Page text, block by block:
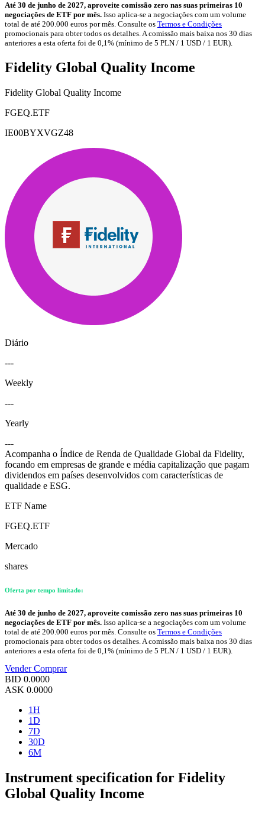
Até 30 de junho de 2027, aproveite comissão zero nas suas primeiras 10
negociações de ETF por mês. Isso aplica-se a negociações com um volume
total de até 200.000 euros por mês. Consulte os Termos e Condições
promocionais para obter todos os detalhes. A comissão mais baixa nos 30 dias
anteriores a esta oferta foi de 0,1% (mínimo de 5 PLN / 1 USD / 1 EUR).
Fidelity Global Quality Income
Fidelity Global Quality Income
FGEQ.ETF
IE00BYXVGZ48
Diário
---
Weekly
---
Yearly
---
Acompanha o Índice de Renda de Qualidade Global da Fidelity,
focando em empresas de grande e média capitalização que pagam
dividendos em países desenvolvidos com características de
qualidade e ESG.
ETF Name
FGEQ.ETF
Mercado
shares
Oferta por tempo limitado:
Até 30 de junho de 2027, aproveite comissão zero nas suas primeiras 10
negociações de ETF por mês. Isso aplica-se a negociações com um volume
total de até 200.000 euros por mês. Consulte os Termos e Condições
promocionais para obter todos os detalhes. A comissão mais baixa nos 30 dias
anteriores a esta oferta foi de 0,1% (mínimo de 5 PLN / 1 USD / 1 EUR).
VenderComprar
BID 0.0000
ASK 0.0000
1H
1D
7D
30D
6M
Instrument specification for Fidelity
Global Quality Income